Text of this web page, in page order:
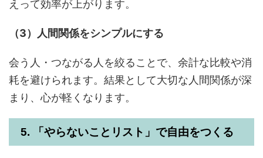
えって効率が上がります。
（3）人間関係をシンプルにする
会う人・つながる人を絞ることで、余計な比較や消
耗を避けられます。結果として大切な人間関係が深
まり、心が軽くなります。
5. 「やらないことリスト」で自由をつくる